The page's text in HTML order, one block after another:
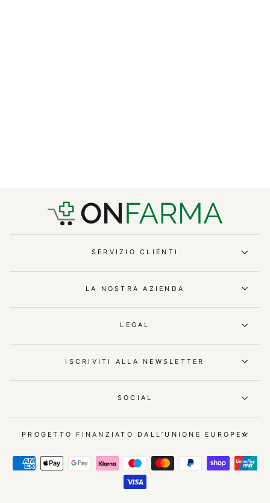
SERVIZIO CLIENTI
LA NOSTRA AZIENDA
LEGAL
ISCRIVITI ALLA NEWSLETTER
SOCIAL
PROGETTO FINANZIATO DALL’UNIONE EUROPEA